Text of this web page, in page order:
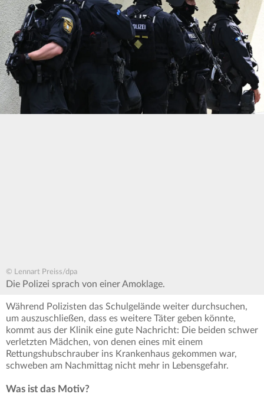
© Lennart Preiss/dpa
Die Polizei sprach von einer Amoklage.
Während Polizisten das Schulgelände weiter durchsuchen,
um auszuschließen, dass es weitere Täter geben könnte,
kommt aus der Klinik eine gute Nachricht: Die beiden schwer
verletzten Mädchen, von denen eines mit einem
Rettungshubschrauber ins Krankenhaus gekommen war,
schweben am Nachmittag nicht mehr in Lebensgefahr.
Was ist das Motiv?